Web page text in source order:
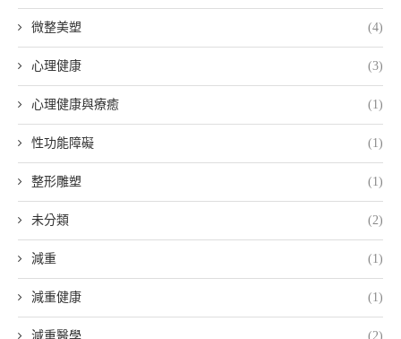
微整美塑 (4)
心理健康 (3)
心理健康與療癒 (1)
性功能障礙 (1)
整形雕塑 (1)
未分類 (2)
減重 (1)
減重健康 (1)
減重醫學 (2)